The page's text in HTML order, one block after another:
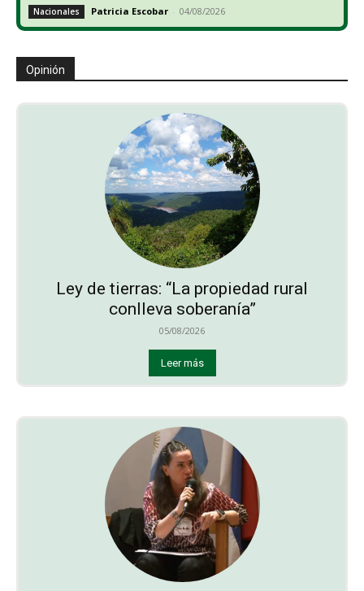
Nacionales Patricia Escobar - 04/08/2026
Opinión
Ley de tierras: “La propiedad rural
conlleva soberanía”
05/08/2026
Leer más